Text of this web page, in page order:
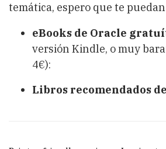
temática, espero que te
eBooks de Oracle
versión Kindle, o muy
4€):
Libros recomendados